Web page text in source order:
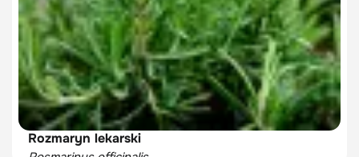
Rozmaryn lekarski